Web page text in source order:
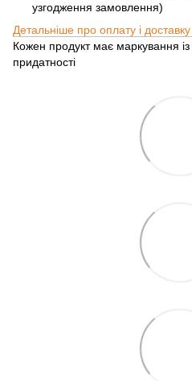
узгодження замовлення)
Детальніше про оплату і доставку
Кожен продукт має маркування
придатності